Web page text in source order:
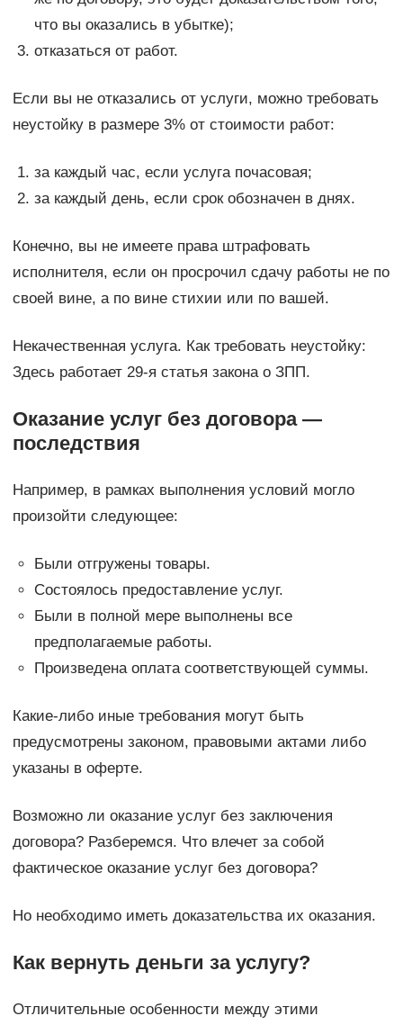
что вы оказались в убытке);
отказаться от работ.
Если вы не отказались от услуги, можно требовать
неустойку в размере 3% от стоимости работ:
за каждый час, если услуга почасовая;
за каждый день, если срок обозначен в днях.
Конечно, вы не имеете права штрафовать
исполнителя, если он просрочил сдачу работы не по
своей вине, а по вине стихии или по вашей.
Некачественная услуга. Как требовать неустойку:
Здесь работает 29-я статья закона о ЗПП.
Оказание услуг без договора —
последствия
Например, в рамках выполнения условий могло
произойти следующее:
Были отгружены товары.
Состоялось предоставление услуг.
Были в полной мере выполнены все
предполагаемые работы.
Произведена оплата соответствующей суммы.
Какие-либо иные требования могут быть
предусмотрены законом, правовыми актами либо
указаны в оферте.
Возможно ли оказание услуг без заключения
договора? Разберемся. Что влечет за собой
фактическое оказание услуг без договора?
Но необходимо иметь доказательства их оказания.
Как вернуть деньги за услугу?
Отличительные особенности между этими